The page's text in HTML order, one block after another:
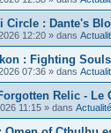
Circle : Dante's
12:20 » dans
: Fighting
07:36 » dans
Relic - Le
11:15 » dans